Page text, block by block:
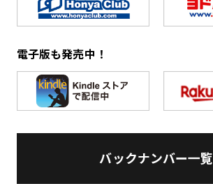
電子版も発売中！
バックナンバー一覧